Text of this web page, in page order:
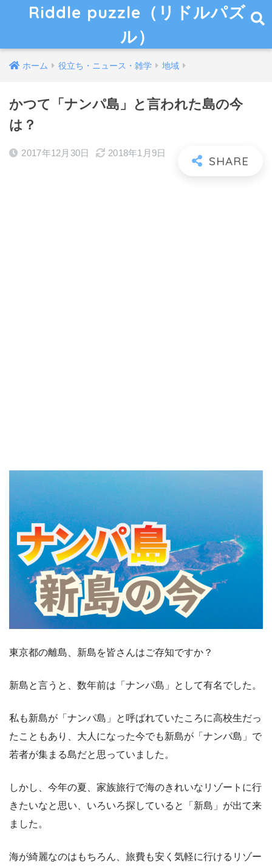
Riddle puzzle（リドルパズ
ル）
ホーム 役立ち・ニュース・雑学 地域
かつて「ナンパ島」と言われた島の今
は？
2017年12月30日 2018年1月9日
東京都の離島、新島を皆さんはご存知ですか？
新島と言うと、数年前は「ナンパ島」として有名でした。
私も新島が「ナンパ島」と呼ばれていたころに高校生だっ
たこともあり、大人になった今でも新島が「ナンパ島」で
若者が集まる島だと思っていました。
しかし、今年の夏、家族旅行で海のきれいなリゾートに行
きたいなと思い、いろいろ探していると「新島」が出て来
ました。
海が綺麗なのはもちろん、旅費も安く気軽に行けるリゾー